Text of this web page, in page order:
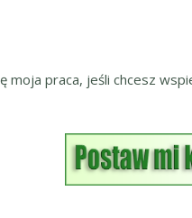
moja praca, jeśli chcesz